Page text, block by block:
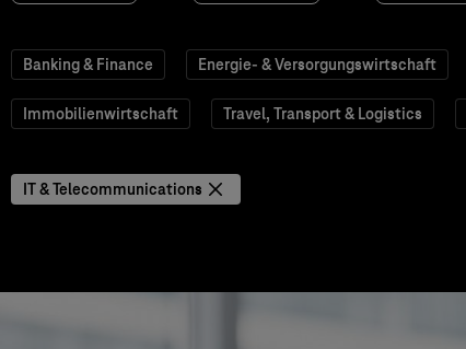
Banking & Finance Energie- & Versorgungswirtschaft
Immobilienwirtschaft Travel, Transport & Logistics
IT & Telecommunications